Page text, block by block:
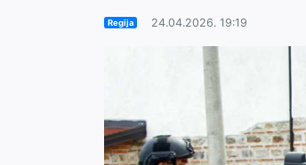
Regija 24.04.2026. 19:19